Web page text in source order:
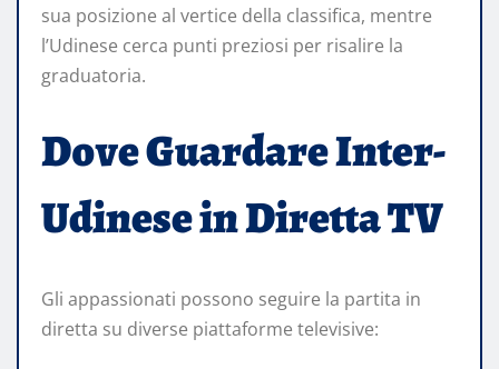
sua posizione al vertice della classifica, mentre
l’Udinese cerca punti preziosi per risalire la
graduatoria.​
Dove Guardare Inter-
Udinese in Diretta TV
Gli appassionati possono seguire la partita in
diretta su diverse piattaforme televisive:​